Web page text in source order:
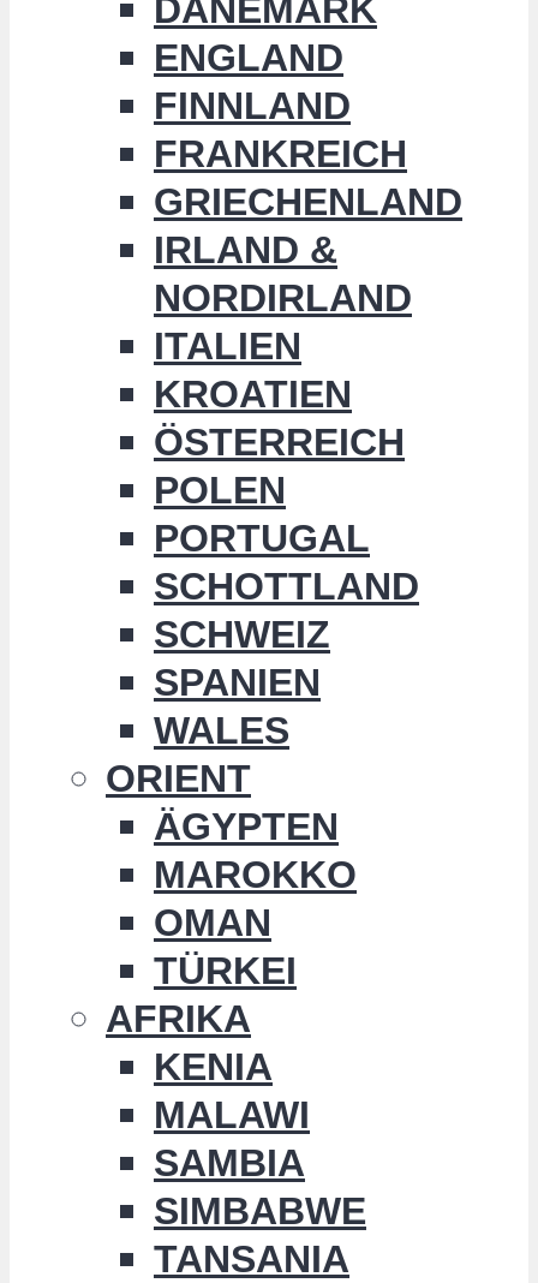
DÄNEMARK
ENGLAND
FINNLAND
FRANKREICH
GRIECHENLAND
IRLAND &
NORDIRLAND
ITALIEN
KROATIEN
ÖSTERREICH
POLEN
PORTUGAL
SCHOTTLAND
SCHWEIZ
SPANIEN
WALES
ORIENT
ÄGYPTEN
MAROKKO
OMAN
TÜRKEI
AFRIKA
KENIA
MALAWI
SAMBIA
SIMBABWE
TANSANIA